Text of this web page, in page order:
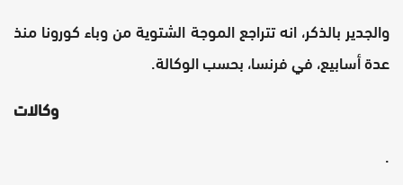
والجدير بالذكر، انه تتراجع الموجة الشتوية من وباء كورونا منذ
عدة أسابيع، في فرنسا، بحسب الوكالة.
وكالات
.